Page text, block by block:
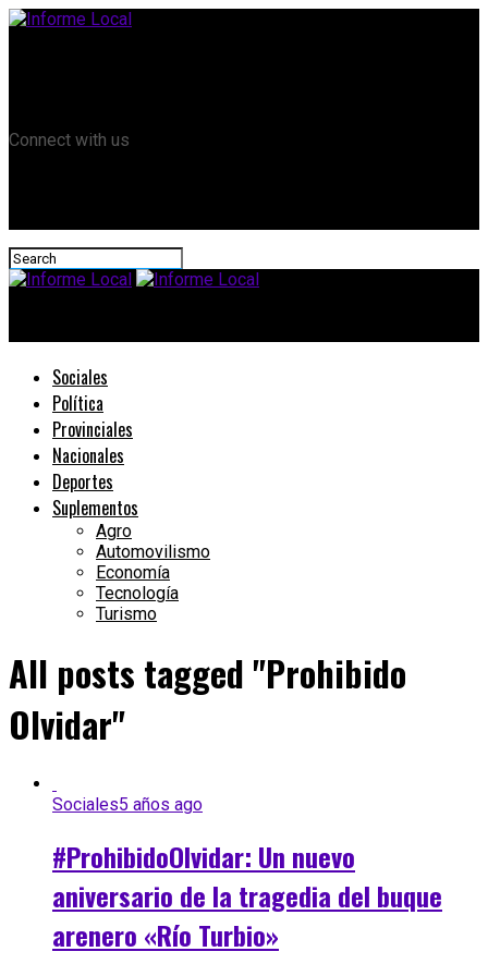
Connect with us
Sociales
Política
Provinciales
Nacionales
Deportes
Suplementos
Agro
Automovilismo
Economía
Tecnología
Turismo
All posts tagged "Prohibido
Olvidar"
Sociales5 años ago
#ProhibidoOlvidar: Un nuevo
aniversario de la tragedia del buque
arenero «Río Turbio»